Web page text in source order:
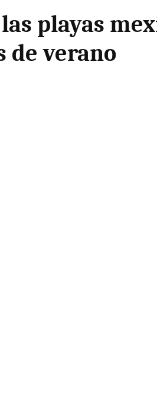
playas
de verano